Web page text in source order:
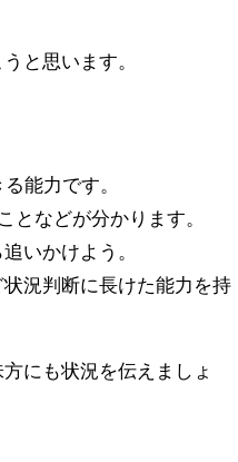
と思います。
能力です。
となどが分かります。
いかけよう。
況判断に長けた能力を持
にも状況を伝えましょ